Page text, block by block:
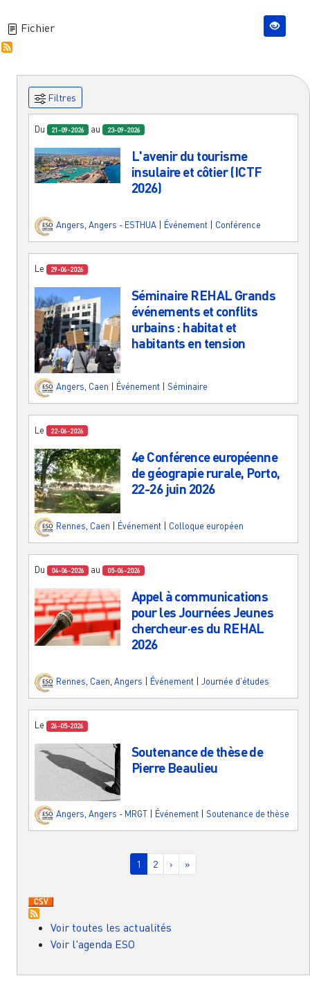
Fichier
Filtres
Du 21-09-2026 au 23-09-2026
L'avenir du tourisme
insulaire et côtier (ICTF
2026)
Angers, Angers - ESTHUA Événement Conférence
Le 29-06-2026
Séminaire REHAL Grands
événements et conflits
urbains : habitat et
habitants en tension
Angers Caen Événement Séminaire
Le 22-06-2026
4e Conférence européenne
de géograpie rurale, Porto,
22-26 juin 2026
Rennes Caen Événement Colloque européen
Du 04-06-2026 au 05-06-2026
Appel à communications
pour les Journées Jeunes
chercheur·es du REHAL
2026
Rennes, Caen, Angers Événement Journée d'études
Le 26-05-2026
Soutenance de thèse de
Pierre Beaulieu
Angers, Angers - MRGT Événement Soutenance de thèse
Page courante
1 Page
2 Page suivante
› Dernière page
»
Voir toutes les actualités
Voir l'agenda ESO